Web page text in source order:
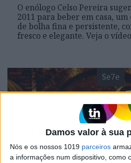
Damos valor à sua
Nós e os nossos 1019 parceiros
a informações num dispositivo, como
O enólogo Celso Pereira
2011 para beber em casa,
de bolha fina e persistente,
fresco e elegante. Veja o vídeo
Se7e